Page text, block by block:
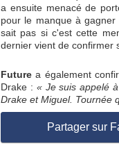
a ensuite menacé de
pour le manque à
sait pas si c'est cette
dernier vient de confirmer
Future a également
Drake : « Je suis appelé
Drake et Miguel. Tournée
Partager sur